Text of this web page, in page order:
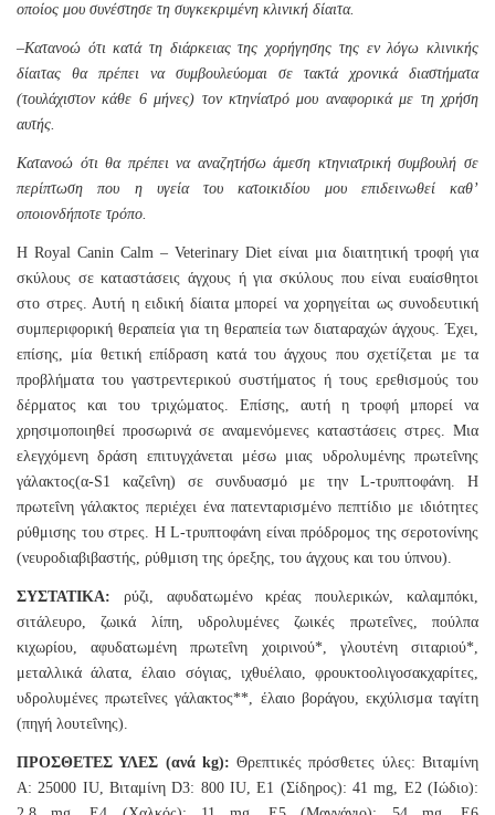
οποίος μου συνέστησε τη συγκεκριμένη κλινική δίαιτα.
–Κατανοώ ότι κατά τη διάρκειας της χορήγησης της εν λόγω κλινικής
δίαιτας θα πρέπει να συμβουλεύομαι σε τακτά χρονικά διαστήματα
(τουλάχιστον κάθε 6 μήνες) τον κτηνίατρό μου αναφορικά με τη χρήση
αυτής.
Κατανοώ ότι θα πρέπει να αναζητήσω άμεση κτηνιατρική συμβουλή σε
περίπτωση που η υγεία του κατοικιδίου μου επιδεινωθεί καθ’
οποιονδήποτε τρόπο.
Η Royal Canin Calm – Veterinary Diet είναι μια διαιτητική τροφή για
σκύλους σε καταστάσεις άγχους ή για σκύλους που είναι ευαίσθητοι
στο στρες. Αυτή η ειδική δίαιτα μπορεί να χορηγείται ως συνοδευτική
συμπεριφορική θεραπεία για τη θεραπεία των διαταραχών άγχους. Έχει,
επίσης, μία θετική επίδραση κατά του άγχους που σχετίζεται με τα
προβλήματα του γαστρεντερικού συστήματος ή τους ερεθισμούς του
δέρματος και του τριχώματος. Επίσης, αυτή η τροφή μπορεί να
χρησιμοποιηθεί προσωρινά σε αναμενόμενες καταστάσεις στρες. Μια
ελεγχόμενη δράση επιτυγχάνεται μέσω μιας υδρολυμένης πρωτεΐνης
γάλακτος(α-S1 καζεΐνη) σε συνδυασμό με την L-τρυπτοφάνη. Η
πρωτεΐνη γάλακτος περιέχει ένα πατενταρισμένο πεπτίδιο με ιδιότητες
ρύθμισης του στρες. Η L-τρυπτοφάνη είναι πρόδρομος της σεροτονίνης
(νευροδιαβιβαστής, ρύθμιση της όρεξης, του άγχους και του ύπνου).
ΣΥΣΤΑΤΙΚΑ: ρύζι, αφυδατωμένο κρέας πουλερικών, καλαμπόκι,
σιτάλευρο, ζωικά λίπη, υδρολυμένες ζωικές πρωτεΐνες, πούλπα
κιχωρίου, αφυδατωμένη πρωτεΐνη χοιρινού*, γλουτένη σιταριού*,
μεταλλικά άλατα, έλαιο σόγιας, ιχθυέλαιο, φρουκτοολιγοσακχαρίτες,
υδρολυμένες πρωτεΐνες γάλακτος**, έλαιο βοράγου, εκχύλισμα ταγίτη
(πηγή λουτεΐνης).
ΠΡΟΣΘΕΤΕΣ ΥΛΕΣ (ανά kg): Θρεπτικές πρόσθετες ύλες: Βιταμίνη
A: 25000 IU, Βιταμίνη D3: 800 IU, E1 (Σίδηρος): 41 mg, E2 (Ιώδιο):